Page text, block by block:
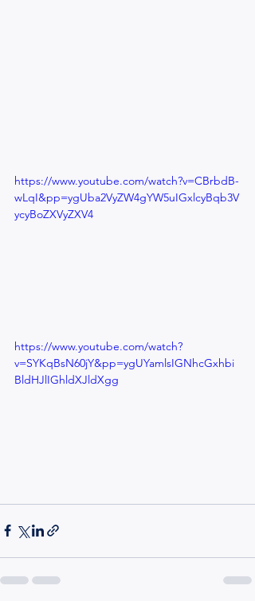
https://www.youtube.com/watch?v=CBrbdB-
wLqI&pp=ygUba2VyZW4gYW5uIGxlcyBqb3V
ycyBoZXVyZXV4
https://www.youtube.com/watch?
v=SYKqBsN60jY&pp=ygUYamlsIGNhcGxhbi
BldHJlIGhldXJldXgg